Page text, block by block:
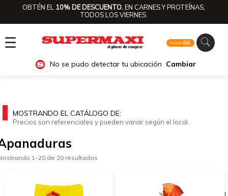
OBTÉN EL 10% DE DESCUENTO.EN CARNES Y PROTEÍNAS,
TODOS LOS VIERNES.
☰
No se pudo detectar tu ubicación Cambiar
MOSTRANDO EL CATÁLOGO DE:
Precios son referenciales y pueden variar según el local.
1–20 de 20 resultados